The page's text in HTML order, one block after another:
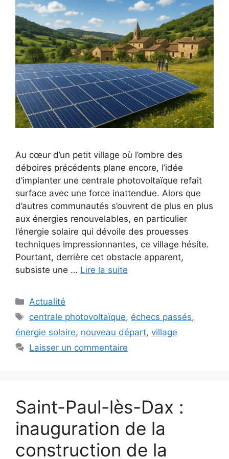
Au cœur d’un petit village où l’ombre des
déboires précédents plane encore, l’idée
d’implanter une centrale photovoltaïque refait
surface avec une force inattendue. Alors que
d’autres communautés s’ouvrent de plus en plus
aux énergies renouvelables, en particulier
l’énergie solaire qui dévoile des prouesses
techniques impressionnantes, ce village hésite.
Pourtant, derrière cet obstacle apparent,
subsiste une … Lire la suite
Catégories
Actualité
Étiquettes
centrale photovoltaïque, échecs passés,
énergie solaire, nouveau départ, village
Laisser un commentaire
Saint-Paul-lès-Dax :
inauguration de la
construction de la